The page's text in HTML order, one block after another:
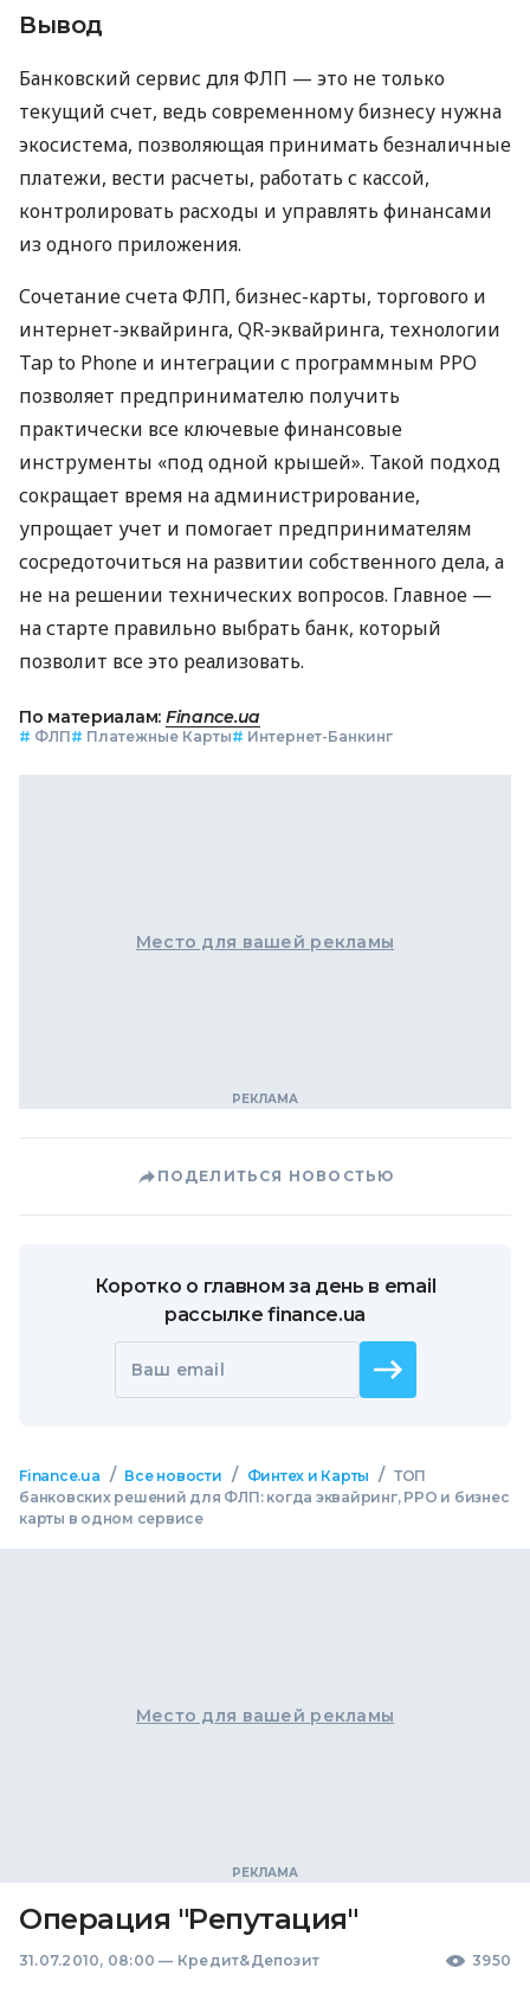
Вывод
Банковский сервис для ФЛП — это не только
текущий счет, ведь современному бизнесу нужна
экосистема, позволяющая принимать безналичные
платежи, вести расчеты, работать с кассой,
контролировать расходы и управлять финансами
из одного приложения.
Сочетание счета ФЛП, бизнес-карты, торгового и
интернет-эквайринга, QR-эквайринга, технологии
Tap to Phone и интеграции с программным РРО
позволяет предпринимателю получить
практически все ключевые финансовые
инструменты «под одной крышей». Такой подход
сокращает время на администрирование,
упрощает учет и помогает предпринимателям
сосредоточиться на развитии собственного дела, а
не на решении технических вопросов. Главное —
на старте правильно выбрать банк, который
позволит все это реализовать.
По материалам: Finance.ua
# ФЛП# Платежные Карты# Интернет-Банкинг
Место для вашей рекламы
ПОДЕЛИТЬСЯ НОВОСТЬЮ
Коротко о главном за день в email
рассылке finance.ua
Ваш email
Finance.ua / Все новости / Финтех и Карты / ТОП
банковских решений для ФЛП: когда эквайринг, РРО и бизнес
карты в одном сервисе
Место для вашей рекламы
Операция "Репутация"
31.07.2010, 08:00 — Кредит&Депозит 3950